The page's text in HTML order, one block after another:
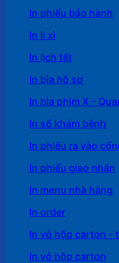
In phiếu bảo hành
In lì xì
In lịch tết
In bìa hồ sơ
In bìa phim X -
In sổ khám bệnh
In phiếu ra vào
In phiếu giao nhận
In menu nhà hàng
In order
In vỏ hộp carton -
In vỏ hộp carton